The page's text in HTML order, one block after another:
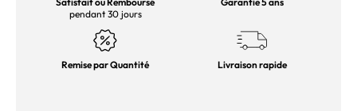
pendant 30 jours
Remise par Quantité Livraison rapide